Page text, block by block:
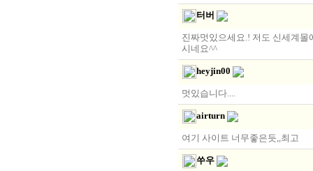
터버
진짜멋있으세요.! 저도 신세계
시네요^^
heyjin00
멋있습니다....
airturn
여기 사이트 너무좋은듯,,최고
쑤우